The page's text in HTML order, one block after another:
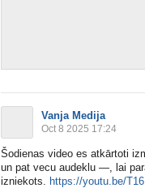
Vanja Medija
Oct 8 2025 17:24
Šodienas video es atkārtoti
un pat vecu audeklu —, lai
izniekots. https://youtu.be/